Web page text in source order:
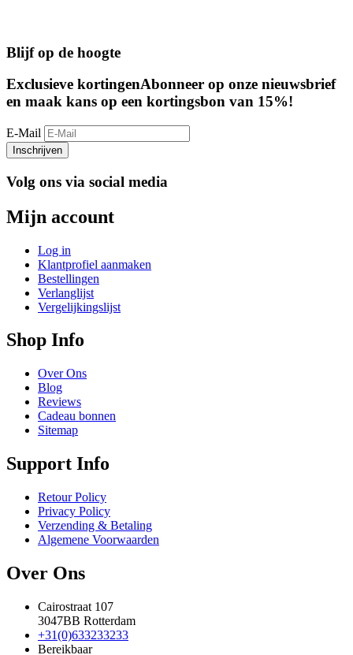
Blijf op de hoogte
Exclusieve kortingenAbonneer op onze nieuwsbrief
en maak kans op een kortingsbon van 15%!
E-Mail
Inschrijven
Volg ons via social media
Mijn account
Log in
Klantprofiel aanmaken
Bestellingen
Verlanglijst
Vergelijkingslijst
Shop Info
Over Ons
Blog
Reviews
Cadeau bonnen
Sitemap
Support Info
Retour Policy
Privacy Policy
Verzending & Betaling
Algemene Voorwaarden
Over Ons
Cairostraat 107
3047BB Rotterdam
+31(0)633233233
Bereikbaar